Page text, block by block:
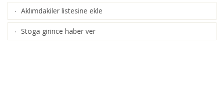
· Aklımdakiler listesine ekle
· Stoga girince haber ver